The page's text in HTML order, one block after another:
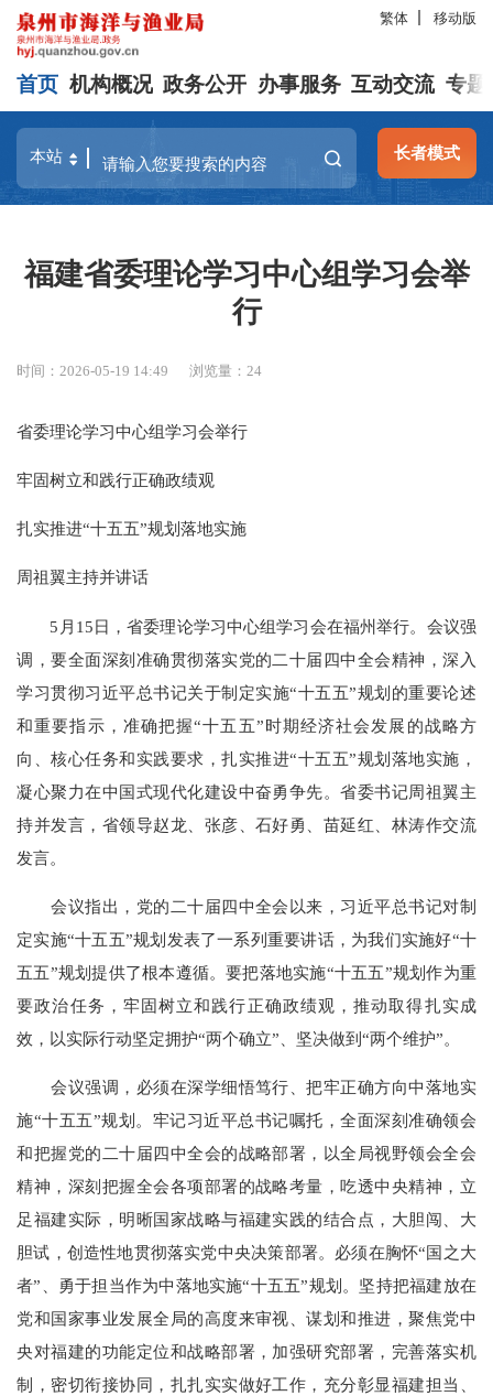
繁体 移动版
首页 机构概况 政务公开 办事服务 互动交流 专题
长者模式
福建省委理论学习中心组学习会举
行
时间：2026-05-19 14:49 浏览量：24
省委理论学习中心组学习会举行
牢固树立和践行正确政绩观
扎实推进“十五五”规划落地实施
周祖翼主持并讲话
5月15日，省委理论学习中心组学习会在福州举行。会议强
调，要全面深刻准确贯彻落实党的二十届四中全会精神，深入
学习贯彻习近平总书记关于制定实施“十五五”规划的重要论述
和重要指示，准确把握“十五五”时期经济社会发展的战略方
向、核心任务和实践要求，扎实推进“十五五”规划落地实施，
凝心聚力在中国式现代化建设中奋勇争先。省委书记周祖翼主
持并发言，省领导赵龙、张彦、石好勇、苗延红、林涛作交流
发言。
会议指出，党的二十届四中全会以来，习近平总书记对制
定实施“十五五”规划发表了一系列重要讲话，为我们实施好“十
五五”规划提供了根本遵循。要把落地实施“十五五”规划作为重
要政治任务，牢固树立和践行正确政绩观，推动取得扎实成
效，以实际行动坚定拥护“两个确立”、坚决做到“两个维护”。
会议强调，必须在深学细悟笃行、把牢正确方向中落地实
施“十五五”规划。牢记习近平总书记嘱托，全面深刻准确领会
和把握党的二十届四中全会的战略部署，以全局视野领会全会
精神，深刻把握全会各项部署的战略考量，吃透中央精神，立
足福建实际，明晰国家战略与福建实践的结合点，大胆闯、大
胆试，创造性地贯彻落实党中央决策部署。必须在胸怀“国之大
者”、勇于担当作为中落地实施“十五五”规划。坚持把福建放在
党和国家事业发展全局的高度来审视、谋划和推进，聚焦党中
央对福建的功能定位和战略部署，加强研究部署，完善落实机
制，密切衔接协同，扎扎实实做好工作，充分彰显福建担当、